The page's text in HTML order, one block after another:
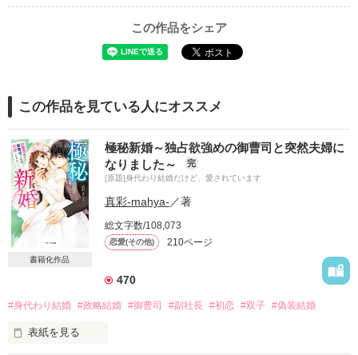
この作品をシェア
この作品を見ている人にオススメ
書籍化作品
極秘新婚～独占欲強めの御曹司と突然夫婦に
なりました～
完
[原題]身代わり結婚だけど、愛されています
真彩-mahya- ／著
総文字数/108,073
恋愛(その他) 210ページ
470
#身代わり結婚 #政略結婚 #御曹司 #副社長 #初恋 #双子 #偽装結婚
表紙を見る